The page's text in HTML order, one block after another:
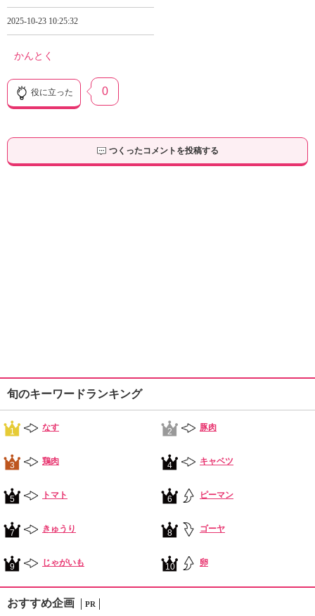
2025-10-23 10:25:32
かんとく
役に立った 0
つくったコメントを投稿する
旬のキーワードランキング
1 なす 2 豚肉
3 鶏肉 4 キャベツ
5 トマト 6 ピーマン
7 きゅうり 8 ゴーヤ
9 じゃがいも 10 卵
おすすめ企画 PR